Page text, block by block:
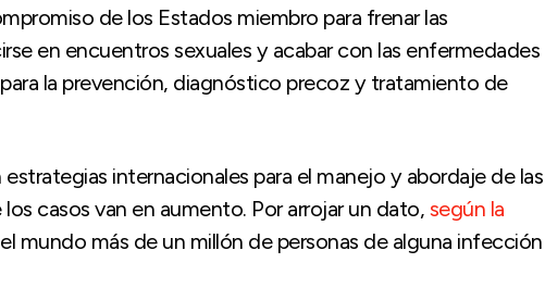
de los Estados miembro para frenar las
en encuentros sexuales y acabar con las enfermedades
la prevención, diagnóstico precoz y tratamiento de
internacionales para el manejo y abordaje de las
casos van en aumento. Por arrojar un dato, según la
mundo más de un millón de personas de alguna infección